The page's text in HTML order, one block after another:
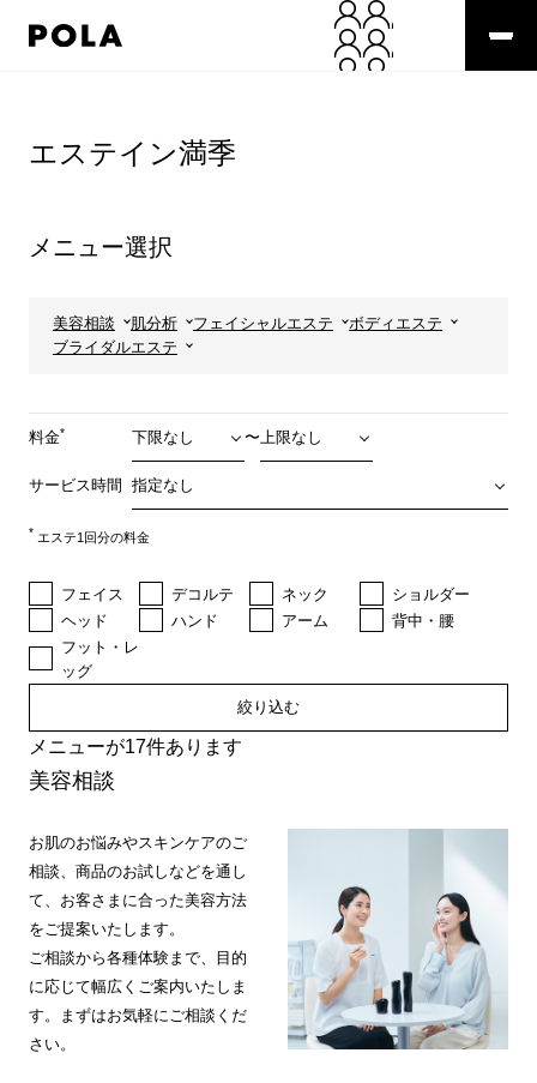
エステイン満季
メニュー選択
美容相談 肌分析 フェイシャルエステ
ボディエステ
ブライダルエステ
料金* 〜
サービス時間
* エステ1回分の料金
フェイス デコルテ ネック
ショルダー
ヘッド
ハンド アーム
背中・腰
フット・レ
ッグ
絞り込む
メニューが17件あります
美容相談
お肌のお悩みやスキンケアのご
相談、商品のお試しなどを通し
て、お客さまに合った美容方法
をご提案いたします。
ご相談から各種体験まで、目的
に応じて幅広くご案内いたしま
す。まずはお気軽にご相談くだ
さい。